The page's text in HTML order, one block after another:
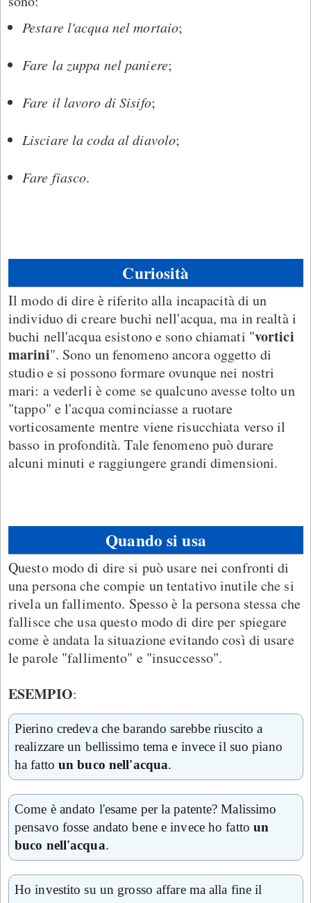
Pestare l'acqua nel mortaio;
Fare la zuppa nel paniere;
Fare il lavoro di Sisifo;
Lisciare la coda al diavolo;
Fare fiasco.
Curiosità
Il modo di dire è riferito alla incapacità di un
individuo di creare buchi nell'acqua, ma in realtà i
buchi nell'acqua esistono e sono chiamati "vortici
marini". Sono un fenomeno ancora oggetto di
studio e si possono formare ovunque nei nostri
mari: a vederli è come se qualcuno avesse tolto un
"tappo" e l'acqua cominciasse a ruotare
vorticosamente mentre viene risucchiata verso il
basso in profondità. Tale fenomeno può durare
alcuni minuti e raggiungere grandi dimensioni.
Quando si usa
Questo modo di dire si può usare nei confronti di
una persona che compie un tentativo inutile che si
rivela un fallimento. Spesso è la persona stessa che
fallisce che usa questo modo di dire per spiegare
come è andata la situazione evitando così di usare
le parole "fallimento" e "insuccesso".
ESEMPIO:
Pierino credeva che barando sarebbe riuscito a
realizzare un bellissimo tema e invece il suo piano
ha fattoun buco nell'acqua.
Come è andato l'esame per la patente? Malissimo
pensavo fosse andato bene e invece ho fattoun
buco nell'acqua.
Ho investito su un grosso affare ma alla fine il